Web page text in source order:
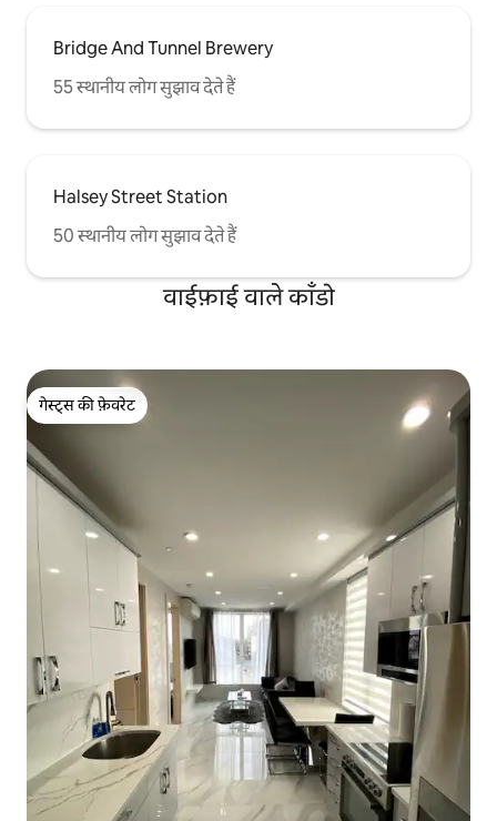
Bridge And Tunnel Brewery
55 स्थानीय लोग सुझाव देते हैं
Halsey Street Station
50 स्थानीय लोग सुझाव देते हैं
वाईफ़ाई वाले काँडो
गेस्ट्स की फ़ेवरेट
गेस्ट्स की फ़ेवरेट